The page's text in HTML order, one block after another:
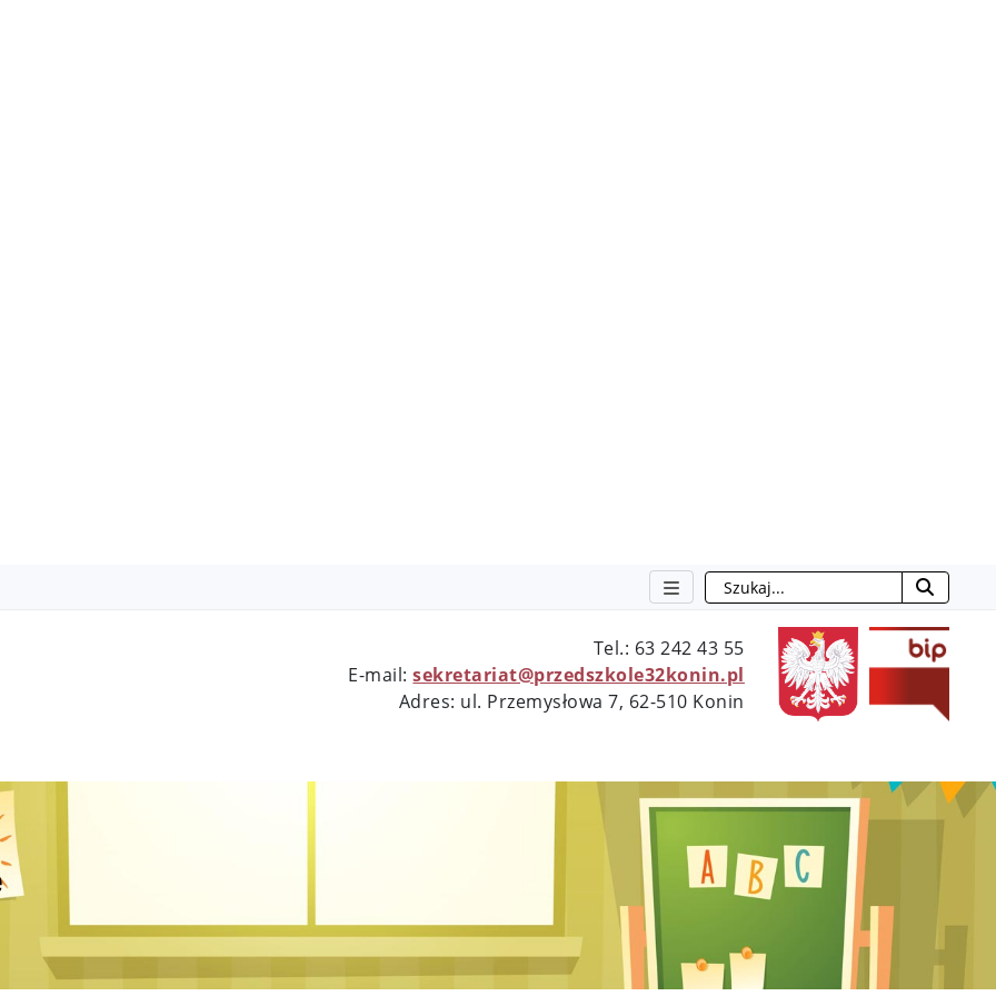
Szukaj
Tel.: 63 242 43 55
E-mail:sekretariat@przedszkole32konin.pl
Adres: ul. Przemysłowa 7, 62-510 Konin